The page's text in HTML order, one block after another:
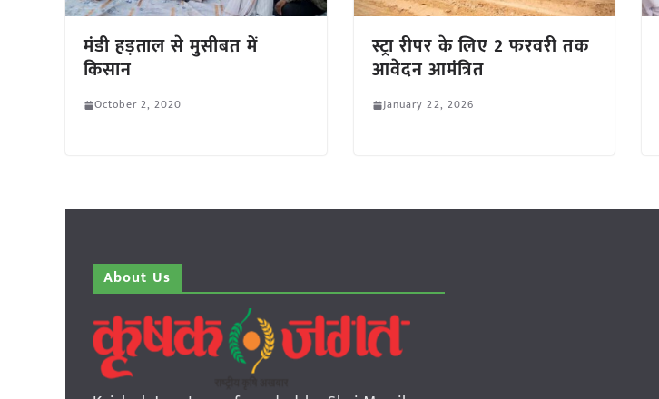
मंडी हड़ताल से मुसीबत में
किसान
October 2, 2020
स्ट्रा रीपर के लिए 2 फरवरी तक
आवेदन आमंत्रित
January 22, 2026
About Us